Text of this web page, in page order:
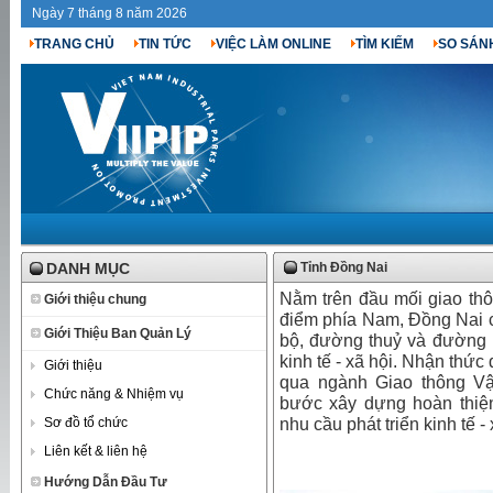
Ngày 7 tháng 8 năm 2026
TRANG CHỦ
TIN TỨC VIỆC LÀM ONLINE TÌM KIẾM SO
DANH MỤC
Giới thiệu chung
Giới Thiệu Ban Quản Lý
Giới thiệu
Chức năng & Nhiệm vụ
Sơ đồ tổ chức
Liên kết & liên hệ
Hướng Dẫn Đầu Tư
Tỉnh Đồng Nai
Nằm trên đầu mối giao
điểm phía Nam, Đồng Nai
bộ, đường thuỷ và đường
kinh tế - xã hội. Nhận
qua ngành Giao thông
bước xây dựng hoàn
nhu cầu phát triển kinh tế